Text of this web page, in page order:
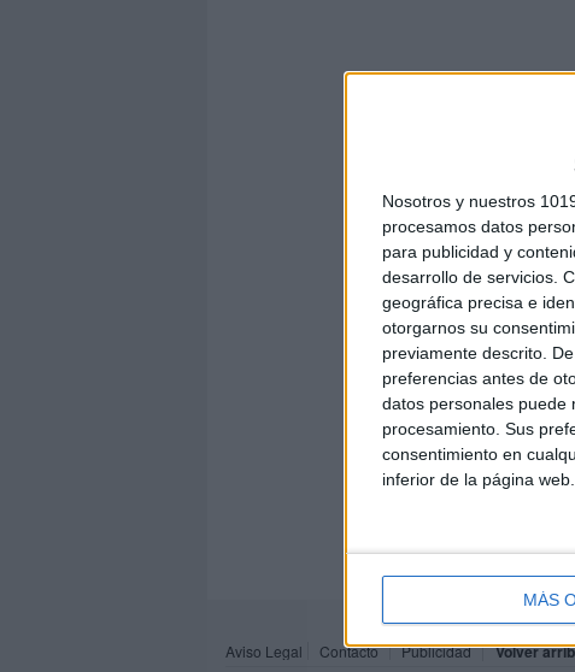
Nosotros y nuestros
procesamos datos
para publicidad y
desarrollo de servicios.
geográfica precisa e
otorgarnos su
previamente descrito.
preferencias antes de
datos personales puede
procesamiento. Sus
consentimiento en
inferior de la página web.
MÁS
Aviso Legal Contacto Publicidad Volver